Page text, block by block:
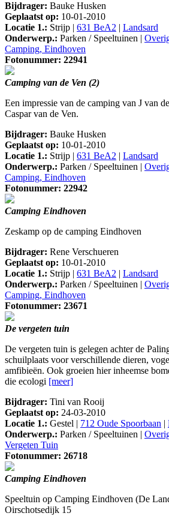
Bijdrager: Bauke Husken
Geplaatst op: 10-01-2010
Locatie 1.: Strijp | 631 BeA2 | Landsard
Onderwerp.: Parken / Speeltuinen |
Camping, Eindhoven
Fotonummer: 22941
Camping van de Ven (2)
Een impressie van de camping van J van
Caspar van de Ven.
Bijdrager: Bauke Husken
Geplaatst op: 10-01-2010
Locatie 1.: Strijp | 631 BeA2 | Landsard
Onderwerp.: Parken / Speeltuinen |
Camping, Eindhoven
Fotonummer: 22942
Camping Eindhoven
Zeskamp op de camping Eindhoven
Bijdrager: Rene Verschueren
Geplaatst op: 10-01-2010
Locatie 1.: Strijp | 631 BeA2 | Landsard
Onderwerp.: Parken / Speeltuinen |
Camping, Eindhoven
Fotonummer: 23671
De vergeten tuin
De vergeten tuin is gelegen achter de
schuilplaats voor verschillende dieren,
amfibieën. Ook groeien hier inheemse
die ecologi [meer]
Bijdrager: Tini van Rooij
Geplaatst op: 24-03-2010
Locatie 1.: Gestel | 712 Oude Spoorbaan |
Onderwerp.: Parken / Speeltuinen |
Vergeten Tuin
Fotonummer: 26718
Camping Eindhoven
Speeltuin op Camping Eindhoven (De
Oirschotsedijk 15